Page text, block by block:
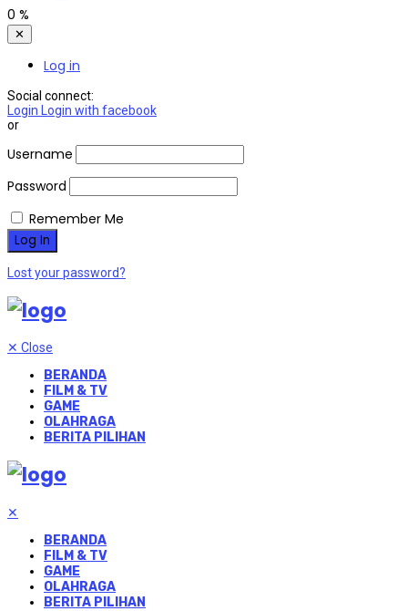
0 %
✕
Log in
Social connect:
Login
Login with facebook
or
Username
Password
Remember Me
Lost your password?
✕ Close
BERANDA
FILM & TV
GAME
OLAHRAGA
BERITA PILIHAN
✕
BERANDA
FILM & TV
GAME
OLAHRAGA
BERITA PILIHAN